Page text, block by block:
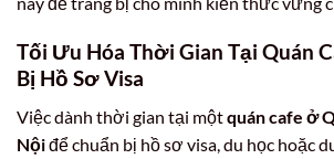
Tối Ưu Hóa Thời Gian Tại Quán
Bị Hồ Sơ Visa
Việc dành thời gian tại mộtquán cafe ở
Nộiđể chuẩn bị hồ sơ visa, du học hoặc